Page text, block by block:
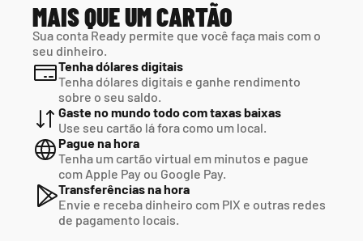
MAIS QUE UM CARTÃO
Sua conta Ready permite que você faça mais com o
seu dinheiro.
Tenha dólares digitais
Tenha dólares digitais e ganhe rendimento
sobre o seu saldo.
Gaste no mundo todo com taxas baixas
Use seu cartão lá fora como um local.
Pague na hora
Tenha um cartão virtual em minutos e pague
com Apple Pay ou Google Pay.
Transferências na hora
Envie e receba dinheiro com PIX e outras redes
de pagamento locais.